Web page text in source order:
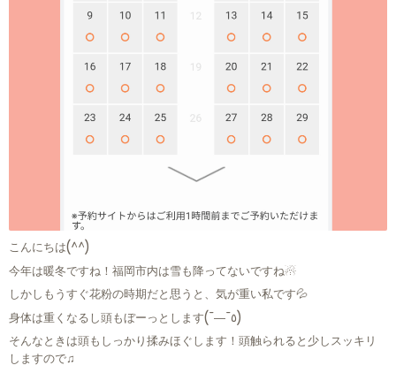
こんにちは(^^)
今年は暖冬ですね！福岡市内は雪も降ってないですね☃
しかしもうすぐ花粉の時期だと思うと、気が重い私です💦
身体は重くなるし頭もぼーっとします(¯―¯٥)
そんなときは頭もしっかり揉みほぐします！頭触られると少しスッキリ
しますので♫